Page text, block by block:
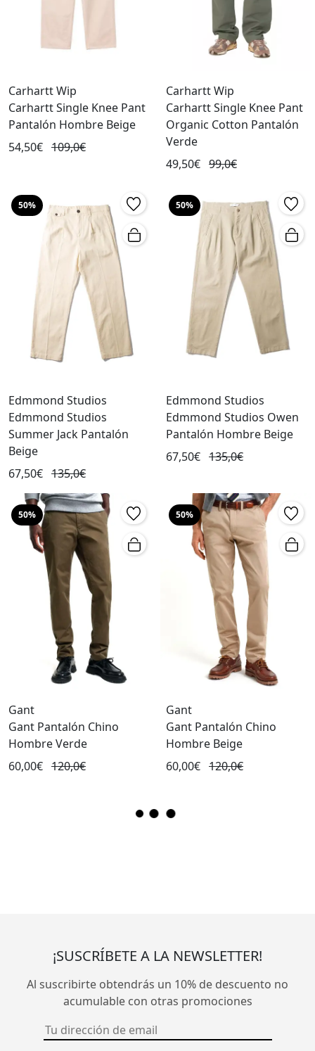
Carhartt Wip
Carhartt Single Knee Pant
Pantalón Hombre Beige
54,50€ 109,0€
Carhartt Wip
Carhartt Single Knee Pant
Organic Cotton Pantalón
Verde
49,50€ 99,0€
50%
Edmmond Studios
Edmmond Studios
Summer Jack Pantalón
Beige
67,50€ 135,0€
50%
Edmmond Studios
Edmmond Studios Owen
Pantalón Hombre Beige
67,50€ 135,0€
50%
Gant
Gant Pantalón Chino
Hombre Verde
60,00€ 120,0€
50%
Gant
Gant Pantalón Chino
Hombre Beige
60,00€ 120,0€
¡SUSCRÍBETE A LA NEWSLETTER!
Al suscribirte obtendrás un 10% de descuento no
acumulable con otras promociones